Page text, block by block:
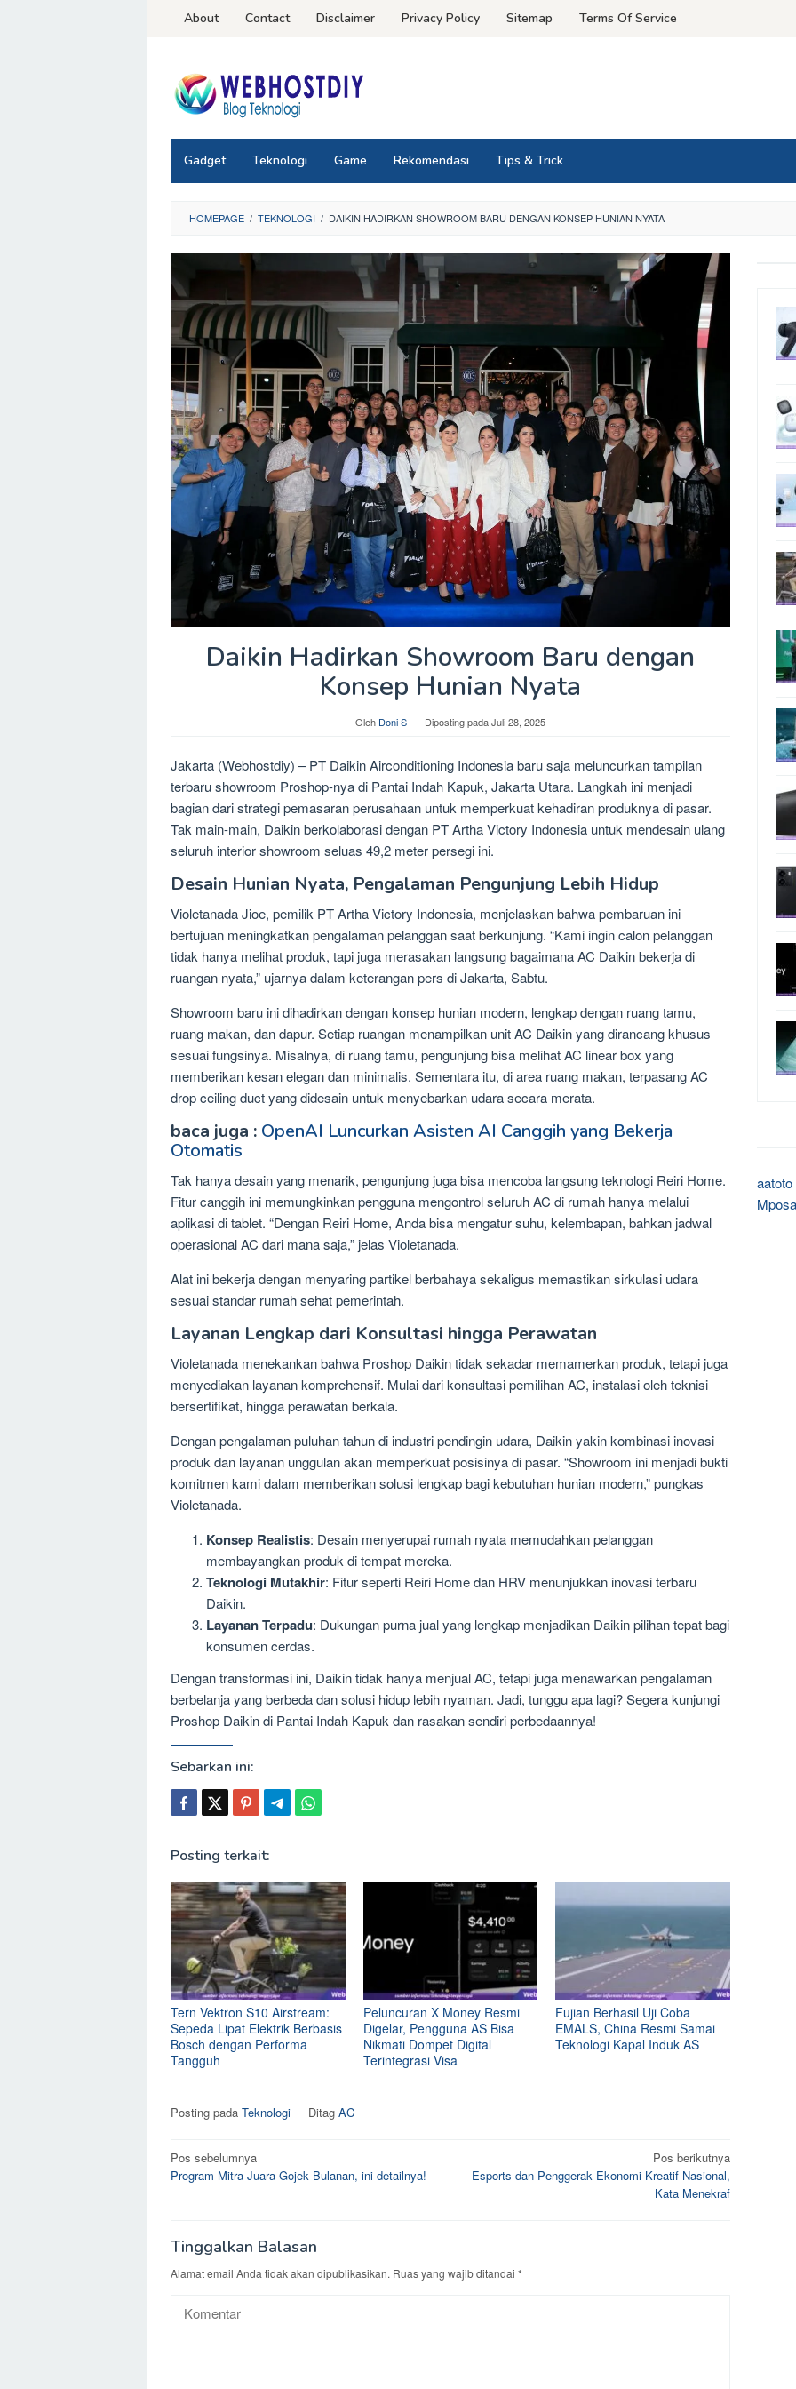
About Contact Disclaimer Privacy Policy Sitemap Terms Of Service
Gadget Teknologi Game Rekomendasi Tips & Trick
HOMEPAGE / TEKNOLOGI / DAIKIN HADIRKAN SHOWROOM BARU DENGAN KONSEP HUNIAN NYATA
Daikin Hadirkan Showroom Baru dengan
Konsep Hunian Nyata
Oleh Doni S Diposting padaJuli 28, 2025
Jakarta (Webhostdiy) – PT Daikin Airconditioning Indonesia baru saja meluncurkan tampilan
terbaru showroom Proshop-nya di Pantai Indah Kapuk, Jakarta Utara. Langkah ini menjadi
bagian dari strategi pemasaran perusahaan untuk memperkuat kehadiran produknya di pasar.
Tak main-main, Daikin berkolaborasi dengan PT Artha Victory Indonesia untuk mendesain ulang
seluruh interior showroom seluas 49,2 meter persegi ini.
Desain Hunian Nyata, Pengalaman Pengunjung Lebih Hidup
Violetanada Jioe, pemilik PT Artha Victory Indonesia, menjelaskan bahwa pembaruan ini
bertujuan meningkatkan pengalaman pelanggan saat berkunjung. “Kami ingin calon pelanggan
tidak hanya melihat produk, tapi juga merasakan langsung bagaimana AC Daikin bekerja di
ruangan nyata,” ujarnya dalam keterangan pers di Jakarta, Sabtu.
Showroom baru ini dihadirkan dengan konsep hunian modern, lengkap dengan ruang tamu,
ruang makan, dan dapur. Setiap ruangan menampilkan unit AC Daikin yang dirancang khusus
sesuai fungsinya. Misalnya, di ruang tamu, pengunjung bisa melihat AC linear box yang
memberikan kesan elegan dan minimalis. Sementara itu, di area ruang makan, terpasang AC
drop ceiling duct yang didesain untuk menyebarkan udara secara merata.
baca juga : OpenAI Luncurkan Asisten AI Canggih yang Bekerja
Otomatis
Tak hanya desain yang menarik, pengunjung juga bisa mencoba langsung teknologi Reiri Home.
Fitur canggih ini memungkinkan pengguna mengontrol seluruh AC di rumah hanya melalui
aplikasi di tablet. “Dengan Reiri Home, Anda bisa mengatur suhu, kelembapan, bahkan jadwal
operasional AC dari mana saja,” jelas Violetanada.
Alat ini bekerja dengan menyaring partikel berbahaya sekaligus memastikan sirkulasi udara
sesuai standar rumah sehat pemerintah.
Layanan Lengkap dari Konsultasi hingga Perawatan
Violetanada menekankan bahwa Proshop Daikin tidak sekadar memamerkan produk, tetapi juga
menyediakan layanan komprehensif. Mulai dari konsultasi pemilihan AC, instalasi oleh teknisi
bersertifikat, hingga perawatan berkala.
Dengan pengalaman puluhan tahun di industri pendingin udara, Daikin yakin kombinasi inovasi
produk dan layanan unggulan akan memperkuat posisinya di pasar. “Showroom ini menjadi bukti
komitmen kami dalam memberikan solusi lengkap bagi kebutuhan hunian modern,” pungkas
Violetanada.
Konsep Realistis: Desain menyerupai rumah nyata memudahkan pelanggan
membayangkan produk di tempat mereka.
Teknologi Mutakhir: Fitur seperti Reiri Home dan HRV menunjukkan inovasi terbaru
Daikin.
Layanan Terpadu: Dukungan purna jual yang lengkap menjadikan Daikin pilihan tepat bagi
konsumen cerdas.
Dengan transformasi ini, Daikin tidak hanya menjual AC, tetapi juga menawarkan pengalaman
berbelanja yang berbeda dan solusi hidup lebih nyaman. Jadi, tunggu apa lagi? Segera kunjungi
Proshop Daikin di Pantai Indah Kapuk dan rasakan sendiri perbedaannya!
Sebarkan ini:
Posting terkait:
Tern Vektron S10 Airstream:
Sepeda Lipat Elektrik Berbasis
Bosch dengan Performa
Tangguh
Peluncuran X Money Resmi
Digelar, Pengguna AS Bisa
Nikmati Dompet Digital
Terintegrasi Visa
Fujian Berhasil Uji Coba
EMALS, China Resmi Samai
Teknologi Kapal Induk AS
Posting pada Teknologi Ditag AC
Navigasi
pos
Pos sebelumnya
Program Mitra Juara Gojek Bulanan, ini detailnya!
Pos berikutnya
Esports dan Penggerak Ekonomi Kreatif Nasional,
Kata Menekraf
Tinggalkan Balasan
Alamat email Anda tidak akan dipublikasikan. Ruas yang wajib ditandai *
aatoto